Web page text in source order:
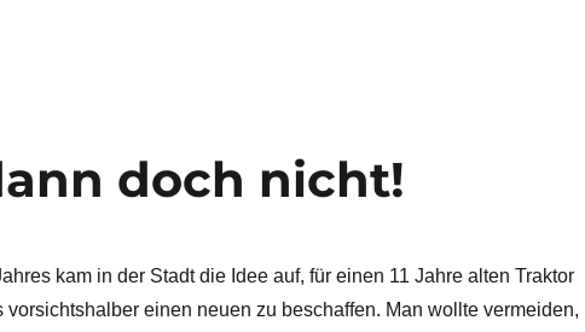
doch nicht!
kam in der Stadt die Idee auf, für einen 11 Jahre alten Traktor
vorsichtshalber einen neuen zu beschaffen. Man wollte vermeiden,